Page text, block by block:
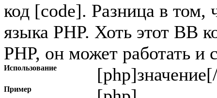
код [code]. Разница в том,
языка PHP. Хоть этот BB
PHP, он может работать и
Использование [php]значение
Пример